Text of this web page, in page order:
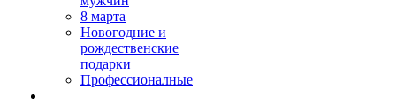
8 марта
Новогодние и
рождественские
подарки
Профессионалные